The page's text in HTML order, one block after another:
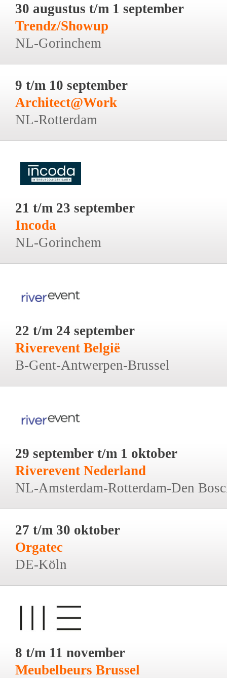
30 augustus t/m 1 september
Trendz/Showup
NL-Gorinchem
9 t/m 10 september
Architect@Work
NL-Rotterdam
21 t/m 23 september
Incoda
NL-Gorinchem
22 t/m 24 september
Riverevent België
B-Gent-Antwerpen-Brussel
29 september t/m 1 oktober
Riverevent Nederland
NL-Amsterdam-Rotterdam-Den
27 t/m 30 oktober
Orgatec
DE-Köln
8 t/m 11 november
Meubelbeurs Brussel